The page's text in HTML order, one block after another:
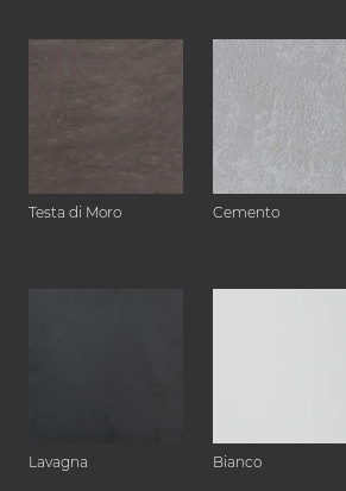
Testa di Moro Cemento
Lavagna Bianco